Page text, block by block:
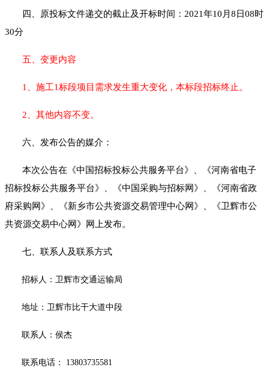
四、原投标文件递交的截止及开标时间： 2021年10月8日08时
30分
五、 变更内容
1、施工1标段项目需求发生重大变化，本标段招标终止 。
2 其他内容不变。
六、发布公告的媒介：
本次公告在《中国招标投标公共服务平台》、《河南省电子
招标投标公共服务平台》、《中国采购与招标网》、《河南省政
府采购网》、《新乡市公共资源交易管理中心网》、《卫辉市公
共资源交易中心网》网上发布。
七、联系人及联系方式
招标人：卫辉市交通运输局
地址：卫辉市比干大道中段
联系人：侯杰
联系电话： 13803735581